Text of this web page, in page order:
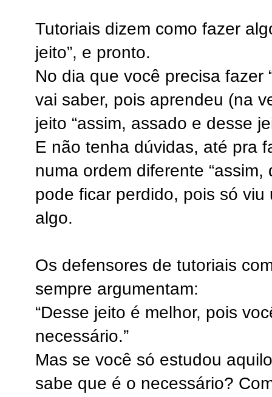
Tutoriais dizem como fazer
jeito”, e pronto.
No dia que você precisa fazer
vai saber, pois aprendeu (na
jeito “assim, assado e desse
E não tenha dúvidas, até pra
numa ordem diferente
pode ficar perdido, pois só
algo.
Os defensores de tutoriais
sempre argumentam:
“Desse jeito é melhor, pois
necessário.”
Mas se você só estudou
sabe que é o necessário?